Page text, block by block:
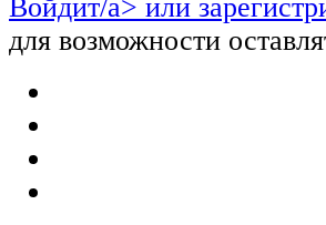
Войдит/a> или
для возможности